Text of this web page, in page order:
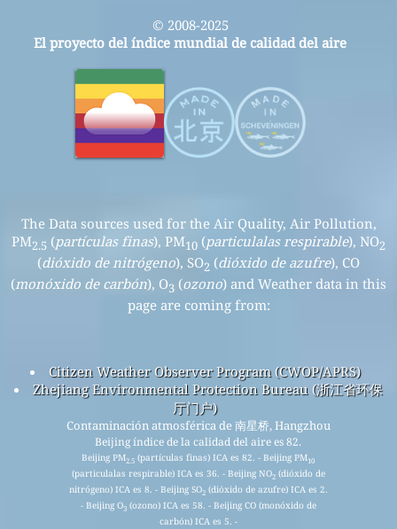
© 2008-2025
El proyecto del índice mundial de calidad del aire
The Data sources used for the Air Quality, Air Pollution,
PM2.5 (partículas finas), PM10 (particulalas respirable), NO2
(dióxido de nitrógeno), SO2 (dióxido de azufre), CO
(monóxido de carbón), O3 (ozono) and Weather data in this
page are coming from:
Citizen Weather Observer Program (CWOP/APRS)
Zhejiang Environmental Protection Bureau (浙江省环保
厅门户)
Contaminación atmosférica de 南星桥, Hangzhou
Beijing índice de la calidad del aire es 82.
Beijing PM2.5 (partículas finas) ICA es 82. - Beijing PM10
(particulalas respirable) ICA es 36. - Beijing NO2(dióxido de
nitrógeno) ICA es 8. - Beijing SO2(dióxido de azufre) ICA es 2.
- Beijing O3(ozono) ICA es 58. - Beijing CO (monóxido de
carbón) ICA es 5. -